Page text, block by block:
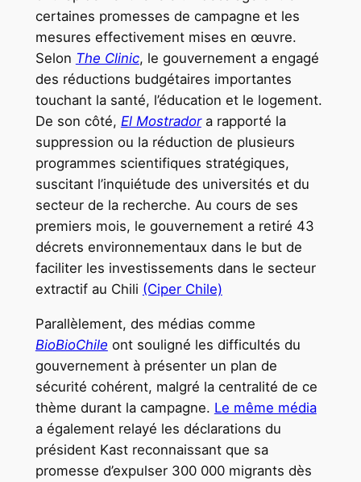
certaines promesses de campagne et les
mesures effectivement mises en œuvre.
Selon The Clinic, le gouvernement a engagé
des réductions budgétaires importantes
touchant la santé, l’éducation et le logement.
De son côté, El Mostradora rapporté la
suppression ou la réduction de plusieurs
programmes scientifiques stratégiques,
suscitant l’inquiétude des universités et du
secteur de la recherche. Au cours de ses
premiers mois, le gouvernement a retiré 43
décrets environnementaux dans le but de
faciliter les investissements dans le secteur
extractif au Chili (Ciper Chile)
Parallèlement, des médias comme
BioBioChile ont souligné les difficultés du
gouvernement à présenter un plan de
sécurité cohérent, malgré la centralité de ce
thème durant la campagne. Le même média
a également relayé les déclarations du
président Kast reconnaissant que sa
promesse d’expulser 300 000 migrants dès